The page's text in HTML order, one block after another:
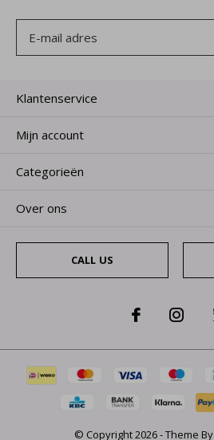
Klantenservice
Mijn account
Categorieën
Over ons
CALL US
© Copyright2026- Theme By